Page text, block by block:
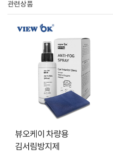
관련상품
뷰오케이 차량용
김서림방지제